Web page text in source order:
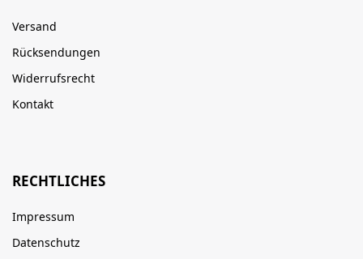
Versand
Rücksendungen
Widerrufsrecht
Kontakt
RECHTLICHES
Impressum
Datenschutz